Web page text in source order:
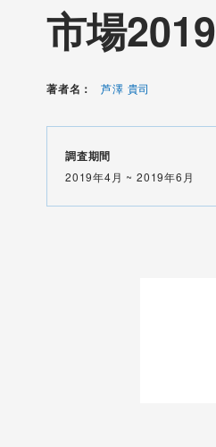
市場2019
著者名： 芦澤 貴司
調査期間
2019年4月 ~ 2019年6月